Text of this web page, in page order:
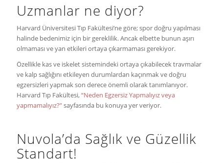
Uzmanlar ne diyor?
Harvard Üniversitesi Tıp Fakültesi’ne göre; spor doğru yapılması
halinde bedenimiz için bir gereklilik. Ancak elbette bunun aşırı
olmaması ve yan etkileri ortaya çıkarmaması gerekiyor.
Özellikle kas ve iskelet sistemindeki ortaya çıkabilecek travmalar
ve kalp sağlığını etkileyen durumlardan kaçınmak ve doğru
egzersizleri yapmak son derece önemli olarak tanımlanıyor.
Harvard Tıp Fakültesi,“Neden Egzersiz Yapmalıyız veya
yapmamalıyız?”sayfasında bu konuya yer veriyor.
Nuvola’da Sağlık ve Güzellik
Standart!